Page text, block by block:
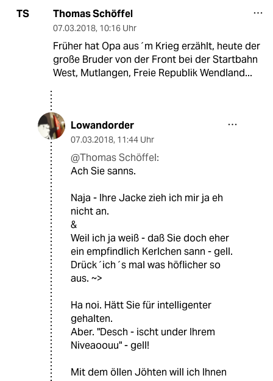
TS Thomas Schöffel
07.03.2018, 10:16 Uhr
Früher hat Opa aus´m Krieg erzählt, heute der
große Bruder von der Front bei der Startbahn
West, Mutlangen, Freie Republik Wendland...
Lowandorder
07.03.2018, 11:44 Uhr
@Thomas Schöffel:
Ach Sie sanns.
Naja - Ihre Jacke zieh ich mir ja eh
nicht an.
&
Weil ich ja weiß - daß Sie doch eher
ein empfindlich Kerlchen sann - gell.
Drück´ich´s mal was höflicher so
aus. ~>
Ha noi. Hätt Sie für intelligenter
gehalten.
Aber. "Desch - ischt under Ihrem
Niveaoouu" - gell!
Mit dem öllen Jöhten will ich Ihnen